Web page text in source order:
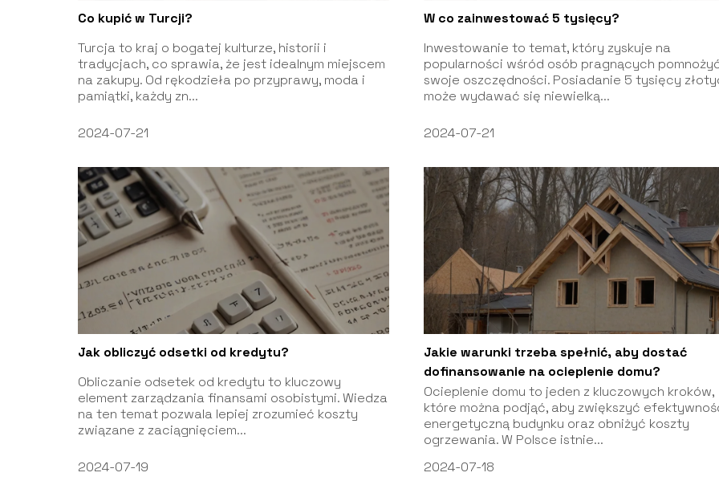
Co kupić w Turcji?
Turcja to kraj o bogatej kulturze, historii i
tradycjach, co sprawia, że jest idealnym miejscem
na zakupy. Od rękodzieła po przyprawy, moda i
pamiątki, każdy zn...
2024-07-21
W co zainwestować 5 tysięcy?
Inwestowanie to temat, który zyskuje na
popularności wśród osób pragnących
swoje oszczędności. Posiadanie 5 tysięcy
może wydawać się niewielką...
2024-07-21
Jak obliczyć odsetki od kredytu?
Obliczanie odsetek od kredytu to kluczowy
element zarządzania finansami osobistymi. Wiedza
na ten temat pozwala lepiej zrozumieć koszty
związane z zaciągnięciem...
2024-07-19
Jakie warunki trzeba spełnić, aby dostać
dofinansowanie na ocieplenie domu?
Ocieplenie domu to jeden z kluczowych kroków,
które można podjąć, aby zwiększyć
energetyczną budynku oraz obniżyć koszty
ogrzewania. W Polsce istnie...
2024-07-18